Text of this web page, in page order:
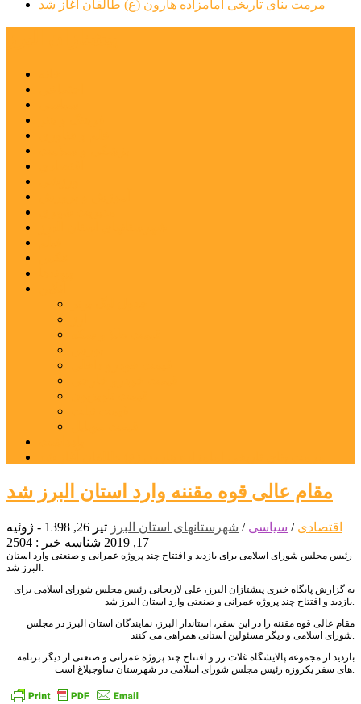
مرمت بنای تاریخی امامزاده هارون (ع) طالقان آغاز شد
مقام عالی قوه مقننه وارد استان البرز شد
اقتصادی / سیاسی / شهرستانهای استان البرز
تیر 26, 1398 - ژوئیه
17, 2019
شناسه خبر : 2504
رئیس مجلس شورای اسلامی برای بازدید و افتتاح چند پروژه عمرانی و صنعتی وارد استان
البرز شد.
به گزارش پایگاه خبری پیشتازان البرز، علی لاریجانی رئیس مجلس شورای اسلامی برای
بازدید و افتتاح چند پروژه عمرانی و صنعتی وارد استان البرز شد.
مقام عالی قوه مقننه را در این سفر، استاندار البرز، نمایندگان استان البرز در مجلس
شورای اسلامی و دیگر مسئولین استانی همراهی می کنند.
بازدید از مجموعه پالایشگاه غلات زر و افتتاح چند پروژه عمرانی و صنعتی از دیگر برنامه
های سفر یکروزه رئیس مجلس شورای اسلامی در شهرستان ساوجبلاغ است.